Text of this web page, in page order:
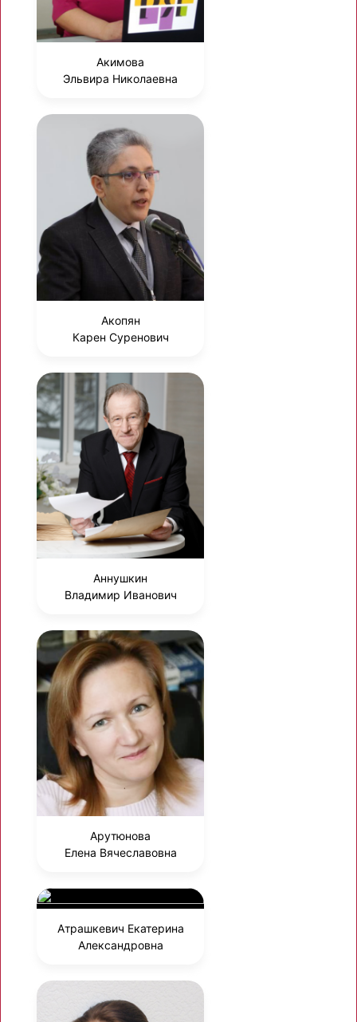
Акимова
Эльвира Николаевна
Акопян
Карен Суренович
Аннушкин
Владимир Иванович
Арутюнова
Елена Вячеславовна
Атрашкевич Екатерина
Александровна